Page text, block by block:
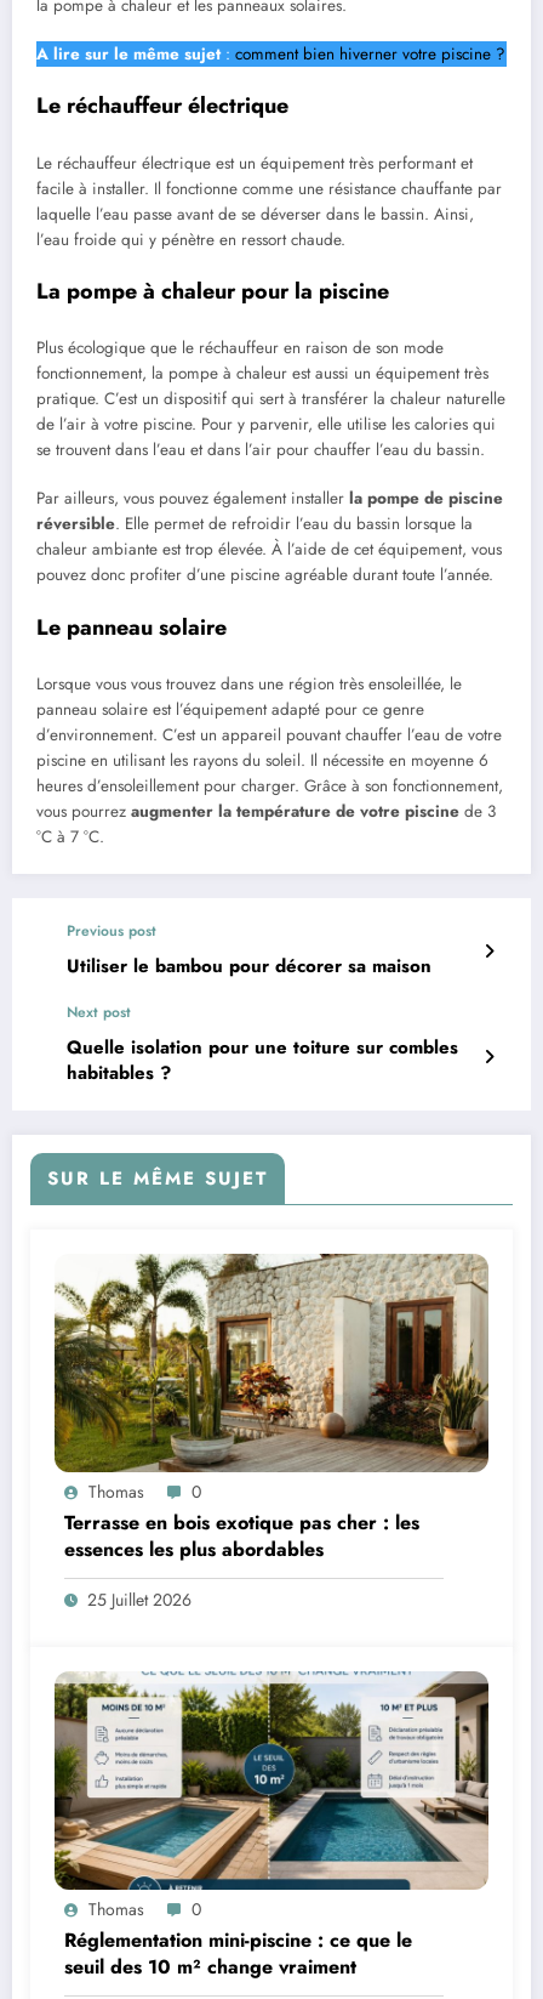
la pompe à chaleur et les panneaux solaires.
A lire sur le même sujet: comment bien hiverner votre piscine ?
Le réchauffeur électrique
Le réchauffeur électrique est un équipement très performant et
facile à installer. Il fonctionne comme une résistance chauffante par
laquelle l’eau passe avant de se déverser dans le bassin. Ainsi,
l’eau froide qui y pénètre en ressort chaude.
La pompe à chaleur pour la piscine
Plus écologique que le réchauffeur en raison de son mode
fonctionnement, la pompe à chaleur est aussi un équipement très
pratique. C’est un dispositif qui sert à transférer la chaleur naturelle
de l’air à votre piscine. Pour y parvenir, elle utilise les calories qui
se trouvent dans l’eau et dans l’air pour chauffer l’eau du bassin.
Par ailleurs, vous pouvez également installer la pompe de piscine
réversible. Elle permet de refroidir l’eau du bassin lorsque la
chaleur ambiante est trop élevée. À l’aide de cet équipement, vous
pouvez donc profiter d’une piscine agréable durant toute l’année.
Le panneau solaire
Lorsque vous vous trouvez dans une région très ensoleillée, le
panneau solaire est l’équipement adapté pour ce genre
d’environnement. C’est un appareil pouvant chauffer l’eau de votre
piscine en utilisant les rayons du soleil. Il nécessite en moyenne 6
heures d’ensoleillement pour charger. Grâce à son fonctionnement,
vous pourrez augmenter la température de votre piscine de 3
°C à 7 °C.
Previous post
Utiliser le bambou pour décorer sa maison
Next post
Quelle isolation pour une toiture sur combles
habitables ?
SUR LE MÊME SUJET
Thomas 0
Terrasse en bois exotique pas cher : les
essences les plus abordables
25 Juillet 2026
Thomas 0
Réglementation mini-piscine : ce que le
seuil des 10 m² change vraiment